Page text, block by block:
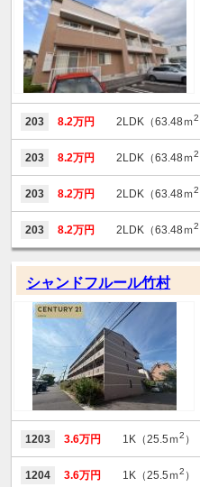
203 8.2万円 2LDK（63.48ｍ2
203 8.2万円 2LDK（63.48ｍ2
203 8.2万円 2LDK（63.48ｍ2
203 8.2万円 2LDK（63.48ｍ2
シャンドフルール竹村
1203 3.6万円 1K（25.5ｍ2 ）
1204 3.6万円 1K（25.5ｍ2 ）